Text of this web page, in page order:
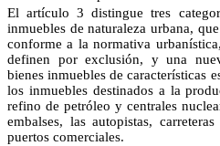
El artículo 3 distingue tres
inmuebles de naturaleza urbana,
conforme a la normativa
definen por exclusión, y una
bienes inmuebles de características
los inmuebles destinados a la
refino de petróleo y centrales
embalses, las autopistas,
puertos comerciales.